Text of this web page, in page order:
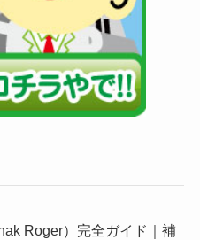
Roger）完全ガイド｜補